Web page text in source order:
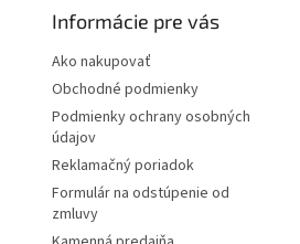
Informácie pre vás
Ako nakupovať
Obchodné podmienky
Podmienky ochrany osobných
údajov
Reklamačný poriadok
Formulár na odstúpenie od
zmluvy